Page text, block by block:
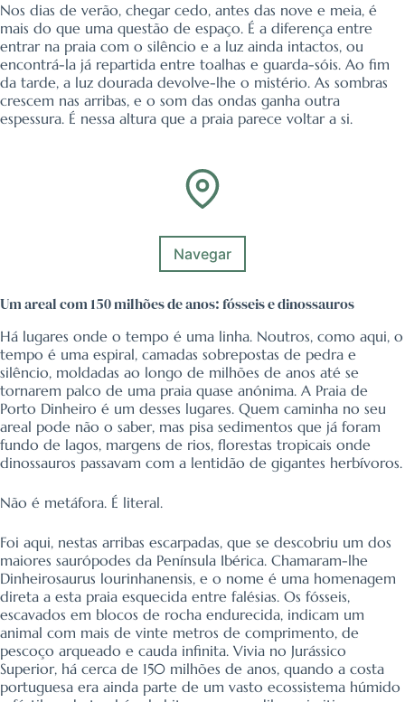
Nos dias de verão, chegar cedo, antes das nove e meia, é
mais do que uma questão de espaço. É a diferença entre
entrar na praia com o silêncio e a luz ainda intactos, ou
encontrá-la já repartida entre toalhas e guarda-sóis. Ao fim
da tarde, a luz dourada devolve-lhe o mistério. As sombras
crescem nas arribas, e o som das ondas ganha outra
espessura. É nessa altura que a praia parece voltar a si.
Navegar
Um areal com 150 milhões de anos: fósseis e dinossauros
Há lugares onde o tempo é uma linha. Noutros, como aqui, o
tempo é uma espiral, camadas sobrepostas de pedra e
silêncio, moldadas ao longo de milhões de anos até se
tornarem palco de uma praia quase anónima. A Praia de
Porto Dinheiro é um desses lugares. Quem caminha no seu
areal pode não o saber, mas pisa sedimentos que já foram
fundo de lagos, margens de rios, florestas tropicais onde
dinossauros passavam com a lentidão de gigantes herbívoros.
Não é metáfora. É literal.
Foi aqui, nestas arribas escarpadas, que se descobriu um dos
maiores saurópodes da Península Ibérica. Chamaram-lhe
Dinheirosaurus lourinhanensis, e o nome é uma homenagem
direta a esta praia esquecida entre falésias. Os fósseis,
escavados em blocos de rocha endurecida, indicam um
animal com mais de vinte metros de comprimento, de
pescoço arqueado e cauda infinita. Vivia no Jurássico
Superior, há cerca de 150 milhões de anos, quando a costa
portuguesa era ainda parte de um vasto ecossistema húmido